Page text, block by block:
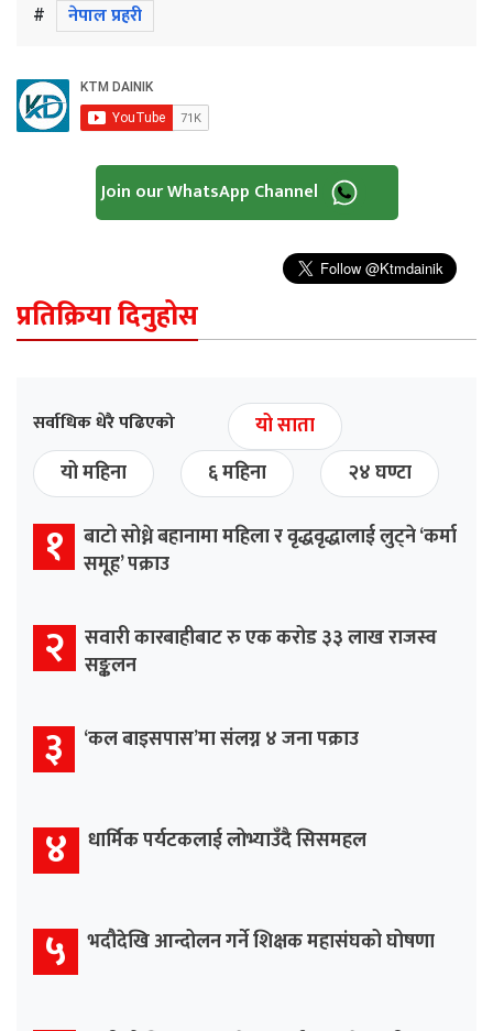
# नेपाल प्रहरी
Join our WhatsApp Channel
प्रतिक्रिया दिनुहोस
सर्वाधिक धेरै पढिएको
यो साता
यो महिना
६ महिना २४ घण्टा
१
बाटो सोध्ने बहानामा महिला र वृद्धवृद्धालाई लुट्ने ‘कर्मा
समूह’ पक्राउ
२
सवारी कारबाहीबाट रु एक करोड ३३ लाख राजस्व
सङ्कलन
३ ‘कल बाइसपास’मा संलग्न ४ जना पक्राउ
४ धार्मिक पर्यटकलाई लोभ्याउँदै सिसमहल
५ भदौदेखि आन्दोलन गर्ने शिक्षक महासंघको घोषणा